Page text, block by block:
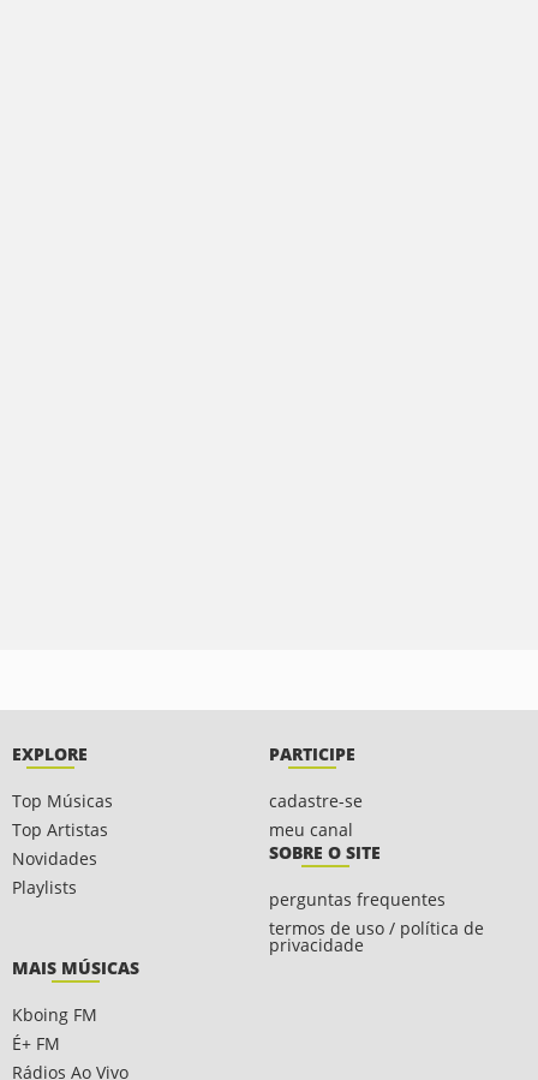
EXPLORE
Top Músicas
Top Artistas
Novidades
Playlists
PARTICIPE
cadastre-se
meu canal
SOBRE O SITE
perguntas frequentes
termos de uso / política de
privacidade
MAIS MÚSICAS
Kboing FM
É+ FM
Rádios Ao Vivo